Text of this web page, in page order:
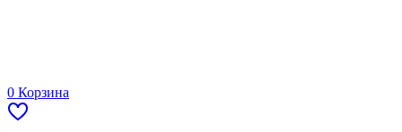
0 Корзина